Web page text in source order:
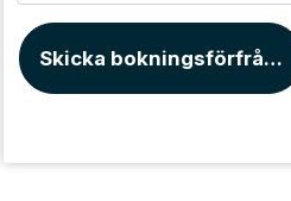
Skicka bokningsförfrågan